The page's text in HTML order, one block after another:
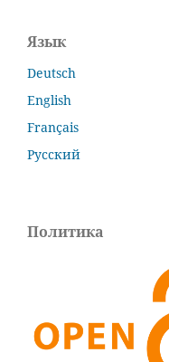
Язык
Deutsch
English
Français
Русский
Политика